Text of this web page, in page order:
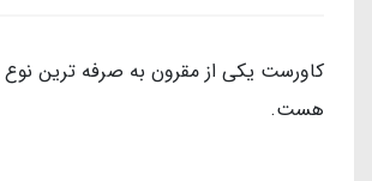
کاورست یکی از مقرون به صرفه ترین
هست.